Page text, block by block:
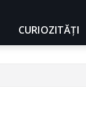
CURIOZITĂȚI